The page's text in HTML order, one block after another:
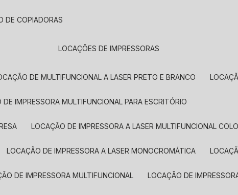
DE COPIADORAS
LOCAÇÕES DE IMPRESSORAS
DE MULTIFUNCIONAL A LASER PRETO E BRANCO
DE IMPRESSORA MULTIFUNCIONAL PARA ESCRITÓRIO
LOCAÇÃO DE IMPRESSORA A LASER MULTIFUNCIONAL
LOCAÇÃO DE IMPRESSORA A LASER MONOCROMÁTICA
DE IMPRESSORA MULTIFUNCIONAL LOCAÇÃO DE